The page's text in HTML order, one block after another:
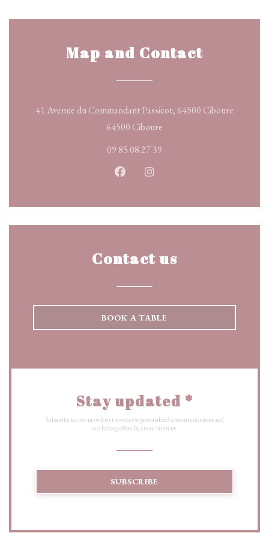
Map and Contact
41 Avenue du Commandant Passicot, 64500 Ciboure
64500 Ciboure
09 85 08 27 39
Facebook ((opens in a new
Instagram ((opens in a
Contact us
BOOK A TABLE
Stay updated *
Subscribe to our newsletter to receive personalized communications and
marketing offers by email from us.
SUBSCRIBE